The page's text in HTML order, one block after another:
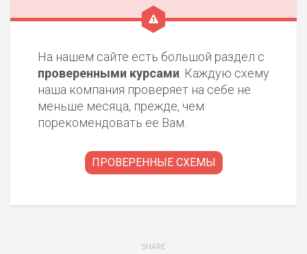
На нашем сайте есть большой раздел с
проверенными курсами. Каждую схему
наша компания проверяет на себе не
меньше месяца, прежде, чем
порекомендовать ее Вам.
ПРОВЕРЕННЫЕ СХЕМЫ
SHARE